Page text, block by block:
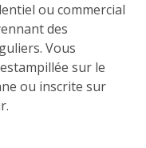
ou commercial
des
Vous
sur le
ou inscrite sur